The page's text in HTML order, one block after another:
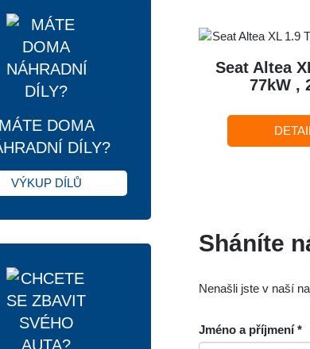
MÁTE DOMA
DÍLY?
VÝKUP DÍLŮ
Seat Altea
77kW ,
Sháníte
Nenašli jste v naší
Jméno a příjmení *